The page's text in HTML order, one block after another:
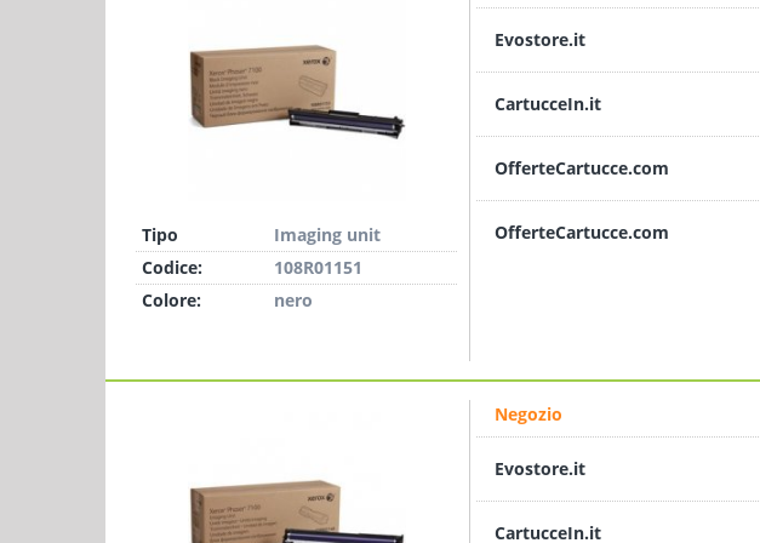
Tipo
Imaging unit
Codice:
108R01151
Colore:
nero
Evostore.it
CartucceIn.it
OfferteCartucce.com
OfferteCartucce.com
Negozio
Evostore.it
CartucceIn.it